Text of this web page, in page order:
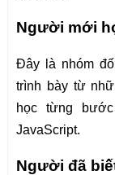
Người mới
Đây là nhóm
trình bày từ
học từng
JavaScript.
Người đã